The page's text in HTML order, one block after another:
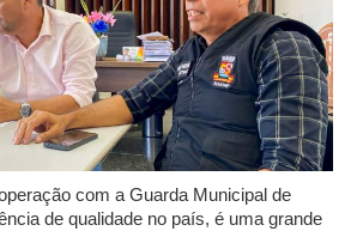
com a Guarda Municipal de
de qualidade no país, é uma grande